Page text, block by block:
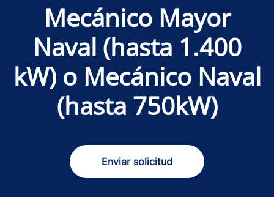
Mecánico Mayor
Naval (hasta 1.400
kW) o Mecánico Naval
(hasta 750kW)
Enviar solicitud